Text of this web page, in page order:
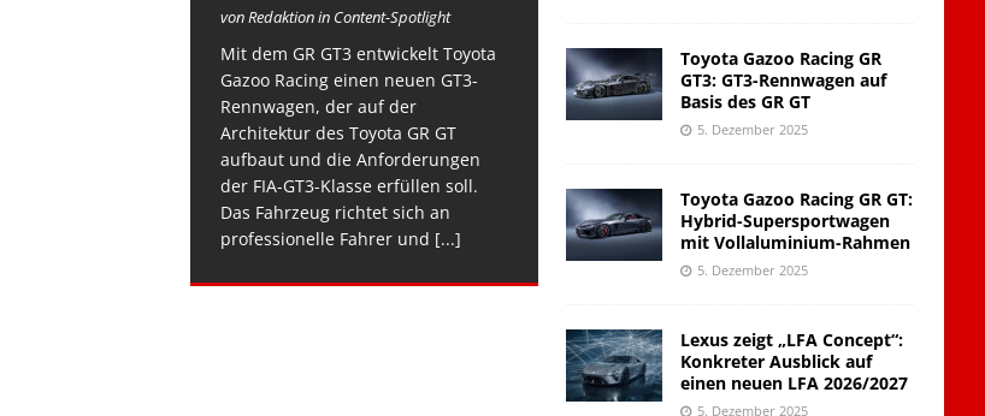
von Redaktion in Content-Spotlight
Mit dem GR GT3 entwickelt Toyota
Gazoo Racing einen neuen GT3-
Rennwagen, der auf der
Architektur des Toyota GR GT
aufbaut und die Anforderungen
der FIA-GT3-Klasse erfüllen soll.
Das Fahrzeug richtet sich an
professionelle Fahrer und [...]
Toyota Gazoo Racing GR
GT3: GT3-Rennwagen auf
Basis des GR GT
5. Dezember 2025
Toyota Gazoo Racing GR GT:
Hybrid-Supersportwagen
mit Vollaluminium-Rahmen
5. Dezember 2025
Lexus zeigt „LFA Concept“:
Konkreter Ausblick auf
einen neuen LFA 2026/2027
5. Dezember 2025